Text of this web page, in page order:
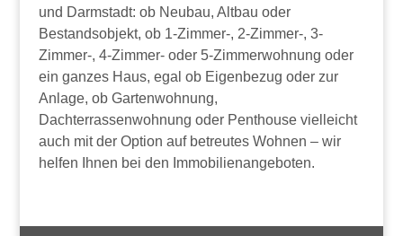
und Darmstadt: ob Neubau, Altbau oder
Bestandsobjekt, ob 1-Zimmer-, 2-Zimmer-, 3-
Zimmer-, 4-Zimmer- oder 5-Zimmerwohnung oder
ein ganzes Haus, egal ob Eigenbezug oder zur
Anlage, ob Gartenwohnung,
Dachterrassenwohnung oder Penthouse vielleicht
auch mit der Option auf betreutes Wohnen – wir
helfen Ihnen bei den Immobilienangeboten.